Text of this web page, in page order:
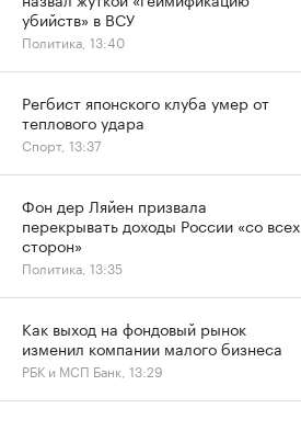
убийств» в ВСУ
Политика, 13:40
Регбист японского клуба умер от
теплового удара
Спорт, 13:37
Фон дер Ляйен призвала
перекрывать доходы России «со всех
сторон»
Политика, 13:35
Как выход на фондовый рынок
изменил компании малого бизнеса
РБК и МСП Банк, 13:29